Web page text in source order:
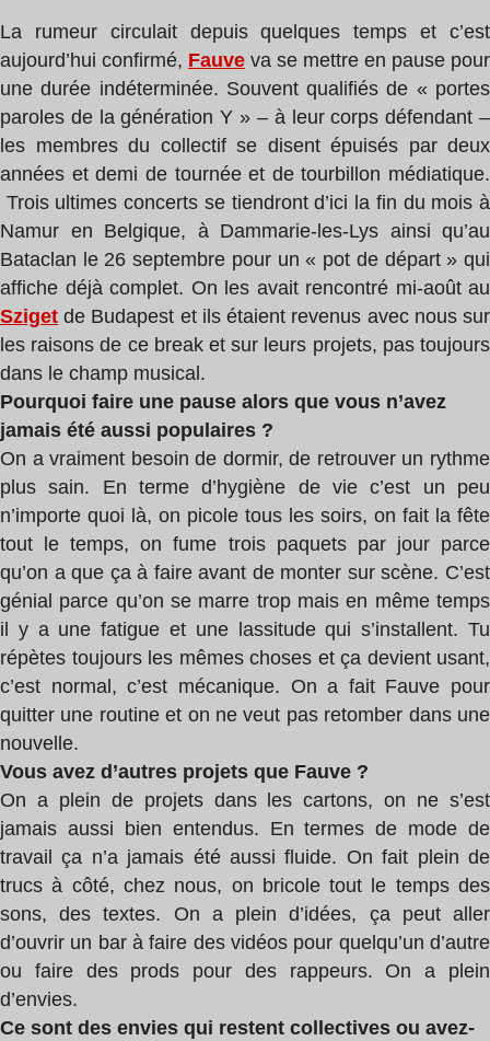
La rumeur circulait depuis quelques temps et c’est
aujourd’hui confirmé, Fauve va se mettre en pause pour
une durée indéterminée. Souvent qualifiés de « portes
paroles de la génération Y » – à leur corps défendant –
les membres du collectif se disent épuisés par deux
années et demi de tournée et de tourbillon médiatique.
Trois ultimes concerts se tiendront d’ici la fin du mois à
Namur en Belgique, à Dammarie-les-Lys ainsi qu’au
Bataclan le 26 septembre pour un « pot de départ » qui
affiche déjà complet. On les avait rencontré mi-août au
Sziget de Budapest et ils étaient revenus avec nous sur
les raisons de ce break et sur leurs projets, pas toujours
dans le champ musical.
Pourquoi faire une pause alors que vous n’avez
jamais été aussi populaires ?
On a vraiment besoin de dormir, de retrouver un rythme
plus sain. En terme d’hygiène de vie c’est un peu
n’importe quoi là, on picole tous les soirs, on fait la fête
tout le temps, on fume trois paquets par jour parce
qu’on a que ça à faire avant de monter sur scène. C’est
génial parce qu’on se marre trop mais en même temps
il y a une fatigue et une lassitude qui s’installent. Tu
répètes toujours les mêmes choses et ça devient usant,
c’est normal, c’est mécanique. On a fait Fauve pour
quitter une routine et on ne veut pas retomber dans une
nouvelle.
Vous avez d’autres projets que Fauve ?
On a plein de projets dans les cartons, on ne s’est
jamais aussi bien entendus. En termes de mode de
travail ça n’a jamais été aussi fluide. On fait plein de
trucs à côté, chez nous, on bricole tout le temps des
sons, des textes. On a plein d’idées, ça peut aller
d’ouvrir un bar à faire des vidéos pour quelqu’un d’autre
ou faire des prods pour des rappeurs. On a plein
d’envies.
Ce sont des envies qui restent collectives ou avez-